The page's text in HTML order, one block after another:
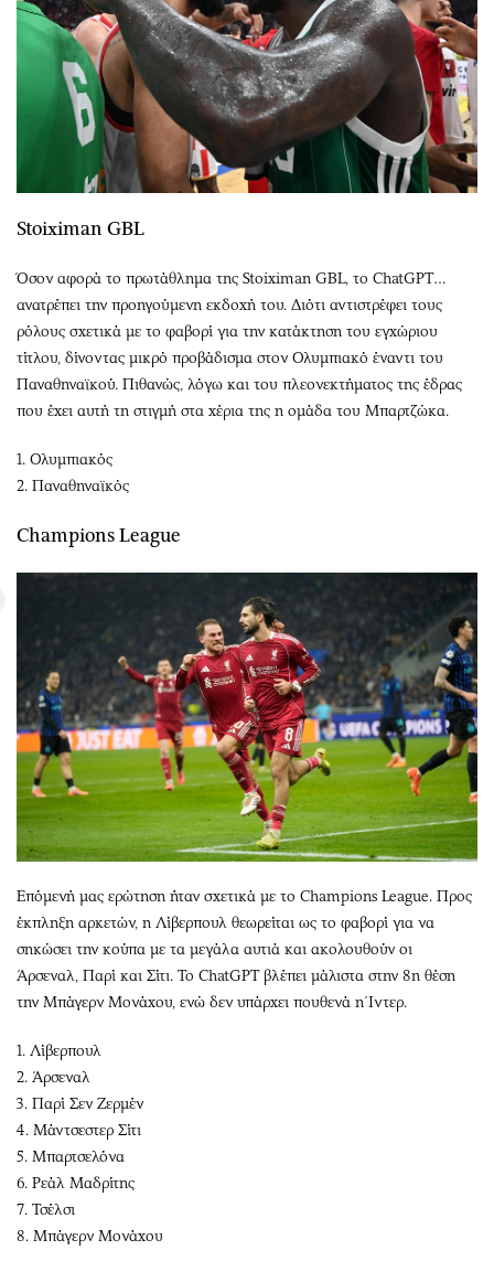
Stoiximan GBL
Όσον αφορά το πρωτάθλημα της Stoiximan GBL, το ChatGPT…
ανατρέπει την προηγούμενη εκδοχή του. Διότι αντιστρέφει τους
ρόλους σχετικά με το φαβορί για την κατάκτηση του εγχώριου
τίτλου, δίνοντας μικρό προβάδισμα στον Ολυμπιακό έναντι του
Παναθηναϊκού. Πιθανώς, λόγω και του πλεονεκτήματος της έδρας
που έχει αυτή τη στιγμή στα χέρια της η ομάδα του Μπαρτζώκα.
1. Ολυμπιακός
2. Παναθηναϊκός
Champions League
Επόμενή μας ερώτηση ήταν σχετικά με το Champions League. Προς
έκπληξη αρκετών, η Λίβερπουλ θεωρείται ως το φαβορί για να
σηκώσει την κούπα με τα μεγάλα αυτιά και ακολουθούν οι
Άρσεναλ, Παρί και Σίτι. Το ChatGPT βλέπει μάλιστα στην 8η θέση
την Μπάγερν Μονάχου, ενώ δεν υπάρχει πουθενά η Ίντερ.
1. Λίβερπουλ
2. Άρσεναλ
3. Παρί Σεν Ζερμέν
4. Μάντσεστερ Σίτι
5. Μπαρτσελόνα
6. Ρεάλ Μαδρίτης
7. Τσέλσι
8. Μπάγερν Μονάχου